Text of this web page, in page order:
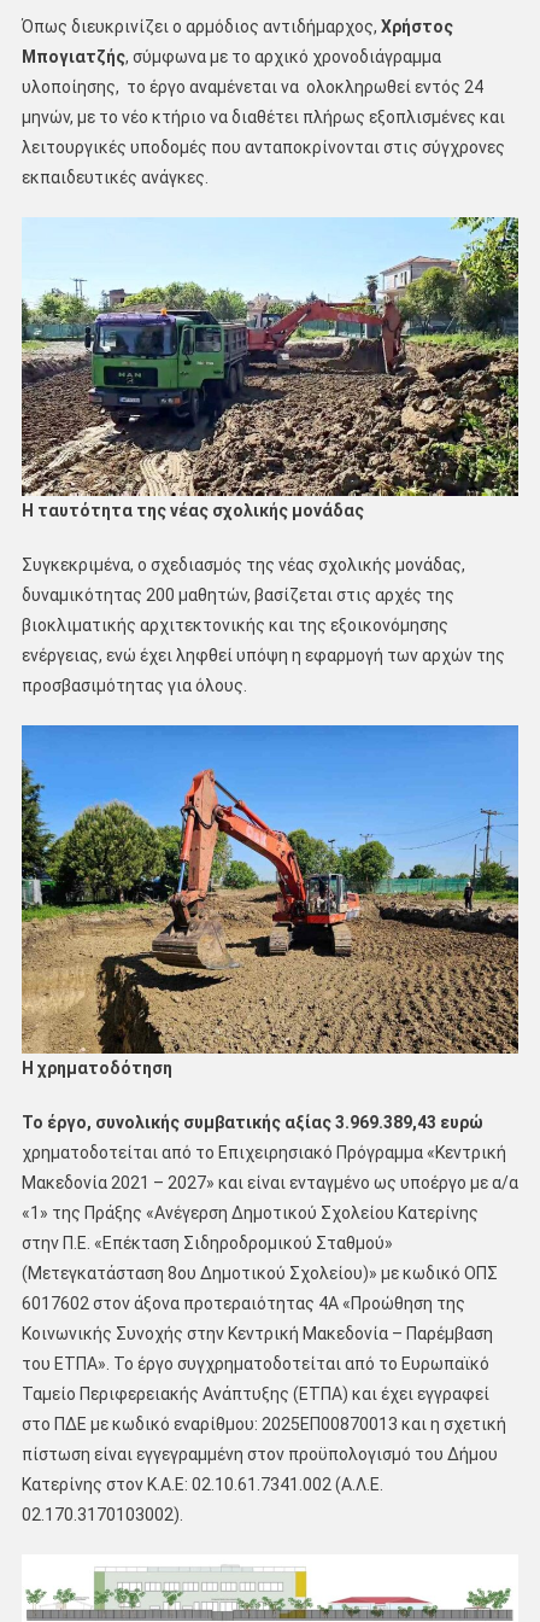
Όπως διευκρινίζει ο αρμόδιος αντιδήμαρχος, Χρήστος
Μπογιατζής, σύμφωνα με το αρχικό χρονοδιάγραμμα
υλοποίησης, το έργο αναμένεται να ολοκληρωθεί εντός 24
μηνών, με το νέο κτήριο να διαθέτει πλήρως εξοπλισμένες και
λειτουργικές υποδομές που ανταποκρίνονται στις σύγχρονες
εκπαιδευτικές ανάγκες.
Η ταυτότητα της νέας σχολικής μονάδας
Συγκεκριμένα, ο σχεδιασμός της νέας σχολικής μονάδας,
δυναμικότητας 200 μαθητών, βασίζεται στις αρχές της
βιοκλιματικής αρχιτεκτονικής και της εξοικονόμησης
ενέργειας, ενώ έχει ληφθεί υπόψη η εφαρμογή των αρχών της
προσβασιμότητας για όλους.
Η χρηματοδότηση
Το έργο, συνολικής συμβατικής αξίας 3.969.389,43 ευρώ
χρηματοδοτείται από το Επιχειρησιακό Πρόγραμμα «Κεντρική
Μακεδονία 2021 – 2027» και είναι ενταγμένο ως υποέργο με α/α
«1» της Πράξης «Ανέγερση Δημοτικού Σχολείου Κατερίνης
στην Π.Ε. «Επέκταση Σιδηροδρομικού Σταθμού»
(Μετεγκατάσταση 8ου Δημοτικού Σχολείου)» με κωδικό ΟΠΣ
6017602 στον άξονα προτεραιότητας 4Α «Προώθηση της
Κοινωνικής Συνοχής στην Κεντρική Μακεδονία – Παρέμβαση
του ΕΤΠΑ». Το έργο συγχρηματοδοτείται από το Ευρωπαϊκό
Ταμείο Περιφερειακής Ανάπτυξης (ΕΤΠΑ) και έχει εγγραφεί
στο ΠΔΕ με κωδικό εναρίθμου: 2025ΕΠ00870013 και η σχετική
πίστωση είναι εγγεγραμμένη στον προϋπολογισμό του Δήμου
Κατερίνης στον Κ.Α.Ε: 02.10.61.7341.002 (Α.Λ.Ε.
02.170.3170103002).